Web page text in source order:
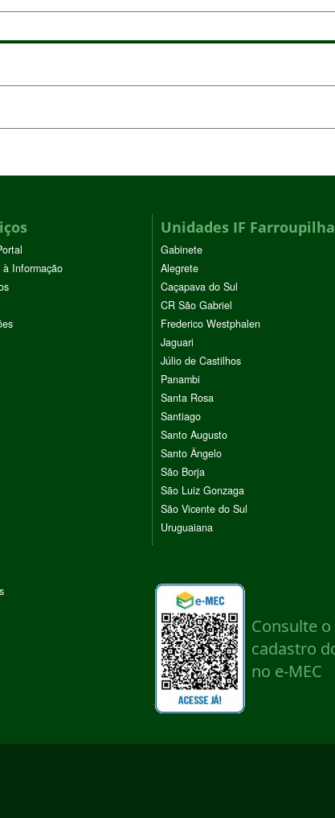
à Informação
Unidades IF Farroupilha
Gabinete
Alegrete
Caçapava do Sul
CR São Gabriel
Frederico Westphalen
Jaguari
Júlio de Castilhos
Panambi
Santa Rosa
Santiago
Santo Augusto
Santo Ângelo
São Borja
São Luiz Gonzaga
São Vicente do Sul
Uruguaiana